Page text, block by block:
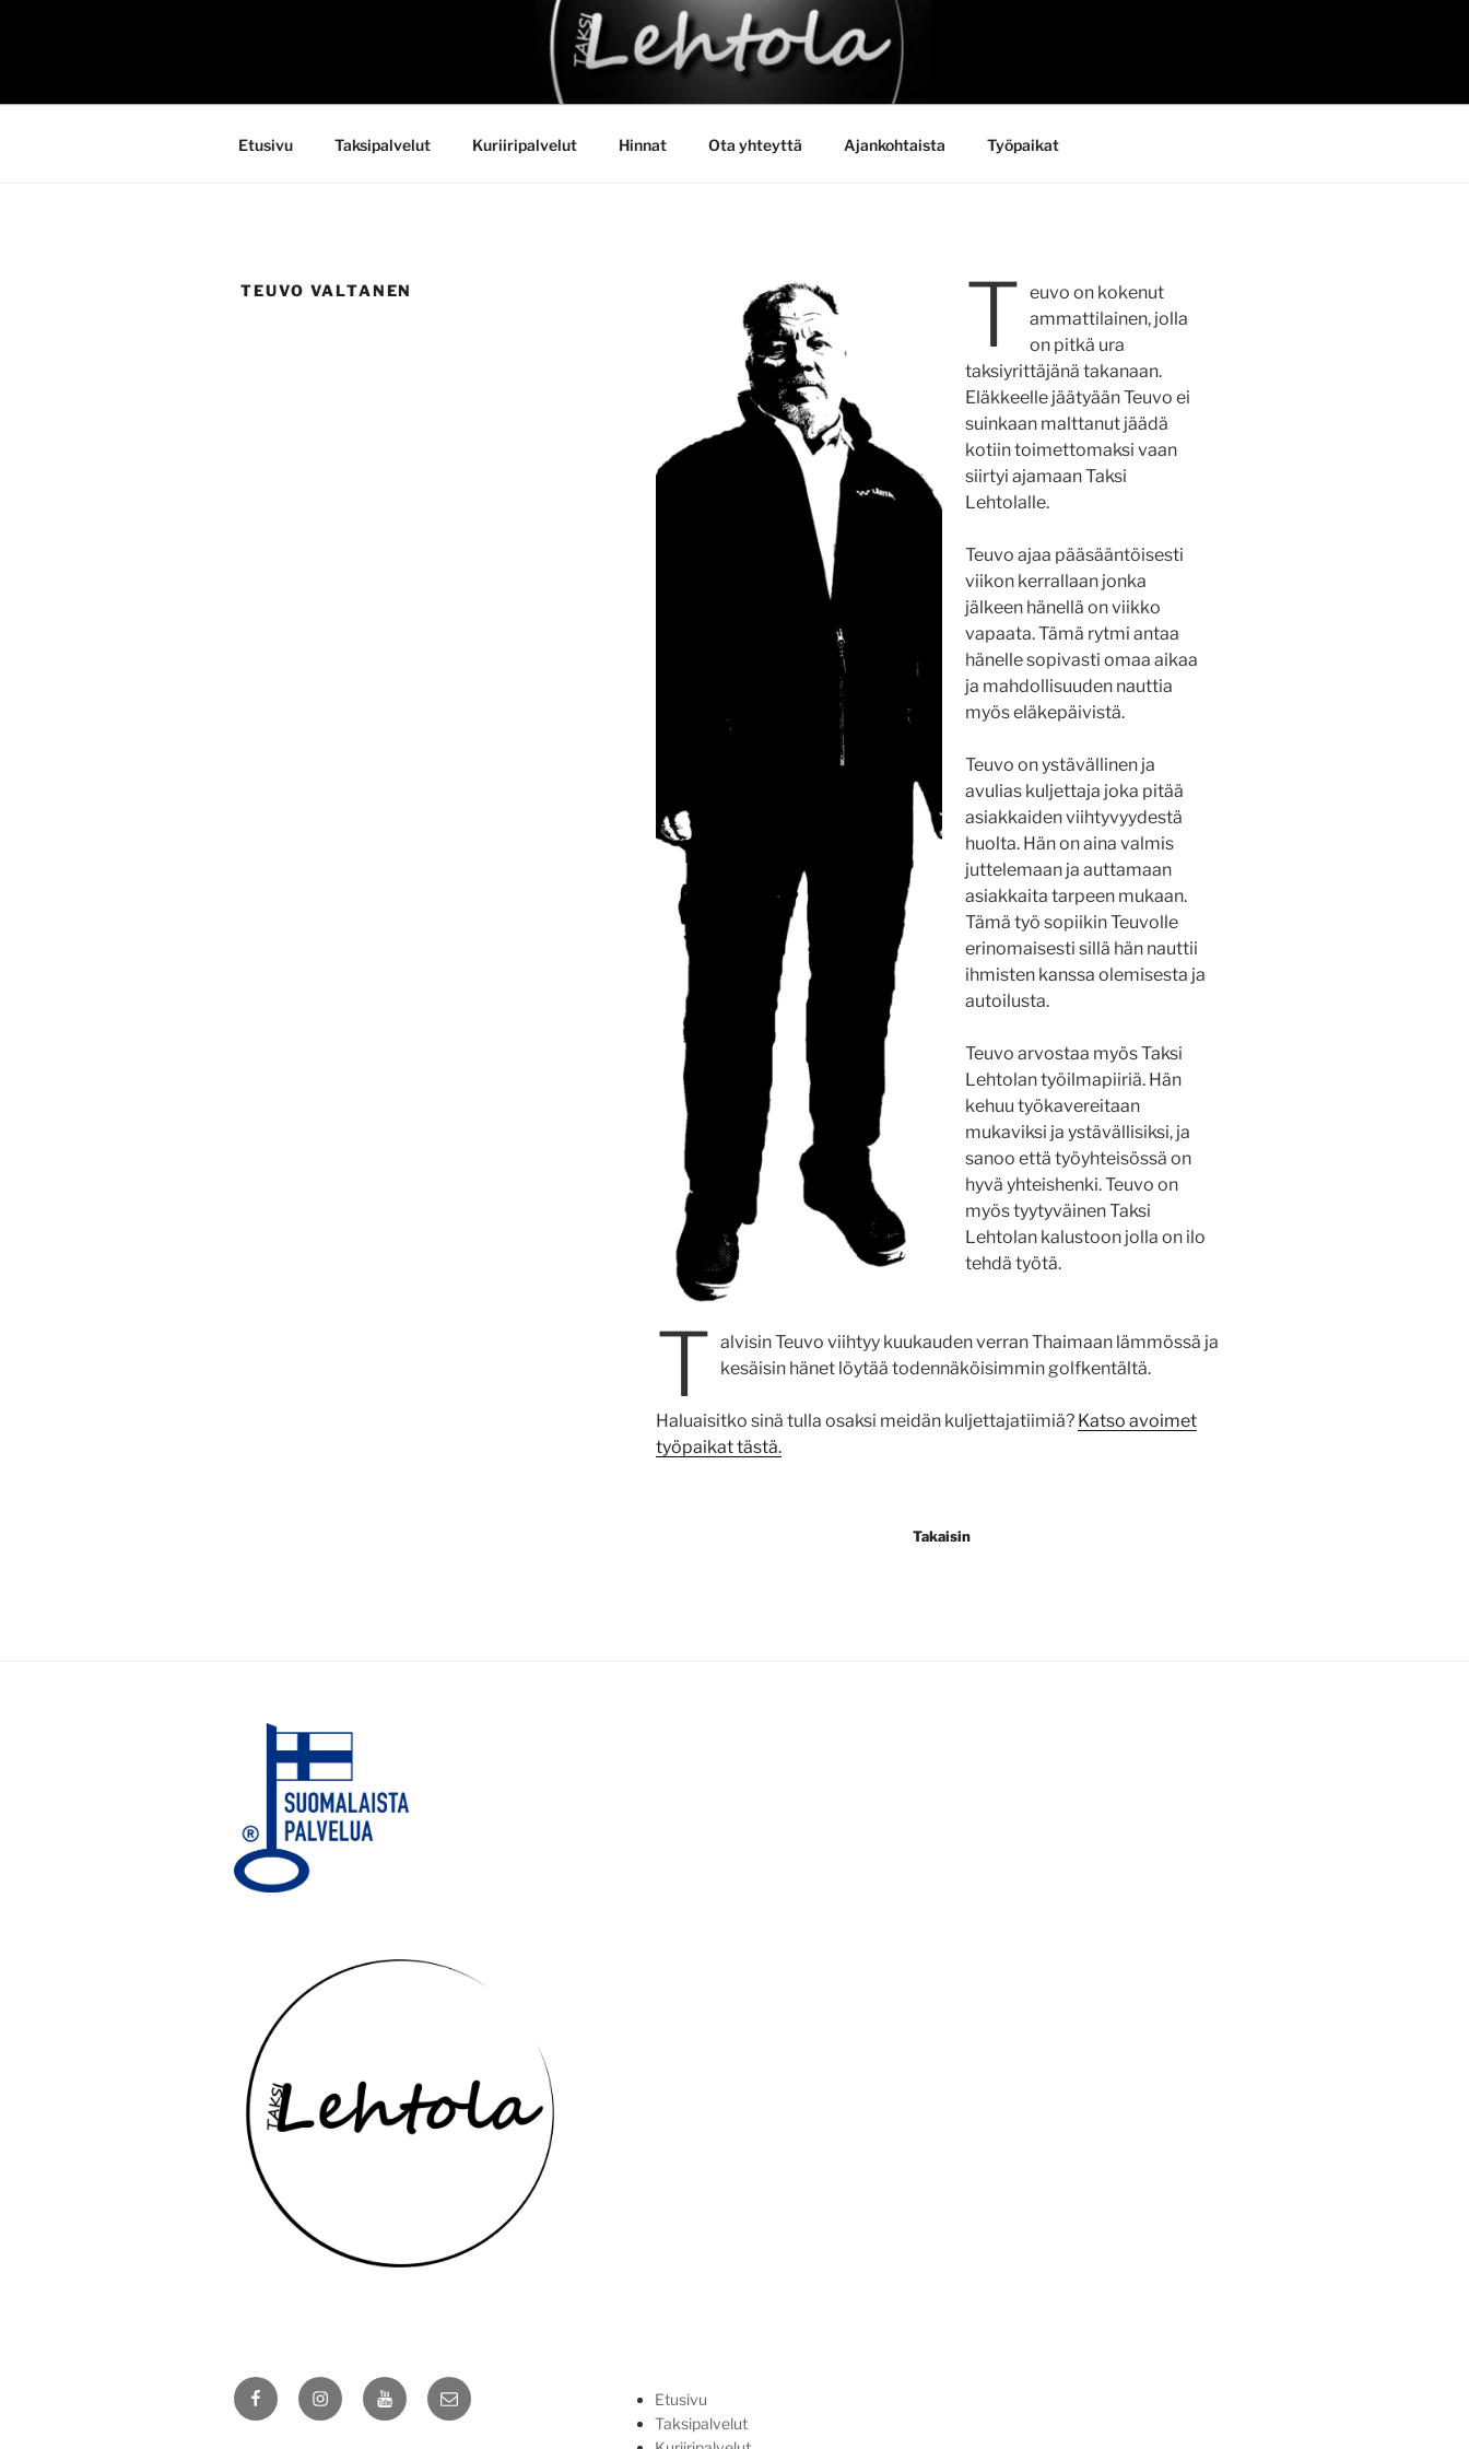
TAKSI LEHTOLA
Etusivu Taksipalvelut Kuriiripalvelut Hinnat Ota yhteyttä Ajankohtaista Työpaikat
TEUVO VALTANEN T euvo on kokenut
ammattilainen, jolla
on pitkä ura
taksiyrittäjänä takanaan.
Eläkkeelle jäätyään Teuvo ei
suinkaan malttanut jäädä
kotiin toimettomaksi vaan
siirtyi ajamaan Taksi
Lehtolalle.
Teuvo ajaa pääsääntöisesti
viikon kerrallaan jonka
jälkeen hänellä on viikko
vapaata. Tämä rytmi antaa
hänelle sopivasti omaa aikaa
ja mahdollisuuden nauttia
myös eläkepäivistä.
Teuvo on ystävällinen ja
avulias kuljettaja joka pitää
asiakkaiden viihtyvyydestä
huolta. Hän on aina valmis
juttelemaan ja auttamaan
asiakkaita tarpeen mukaan.
Tämä työ sopiikin Teuvolle
erinomaisesti sillä hän nauttii
ihmisten kanssa olemisesta ja
autoilusta.
Teuvo arvostaa myös Taksi
Lehtolan työilmapiiriä. Hän
kehuu työkavereitaan
mukaviksi ja ystävällisiksi, ja
sanoo että työyhteisössä on
hyvä yhteishenki. Teuvo on
myös tyytyväinen Taksi
Lehtolan kalustoon jolla on ilo
tehdä työtä.
T alvisin Teuvo viihtyy kuukauden verran Thaimaan lämmössä ja
kesäisin hänet löytää todennäköisimmin golfkentältä.
Haluaisitko sinä tulla osaksi meidän kuljettajatiimiä? Katso avoimet
työpaikat tästä.
Takaisin
FacebookInstagramYouTubeSähköposti
Etusivu
Taksipalvelut
Skannaa QR puhelimella ja lähetä
viesti WhatsAppissa.